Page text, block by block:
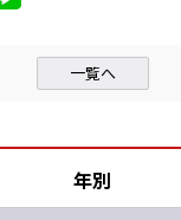
一覧へ
年別